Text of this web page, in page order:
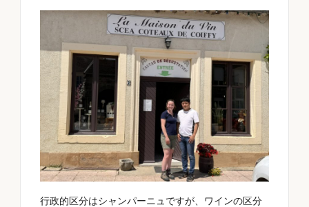
料理
認証
味わい
行政的区分はシャンパーニュですが、ワインの区分